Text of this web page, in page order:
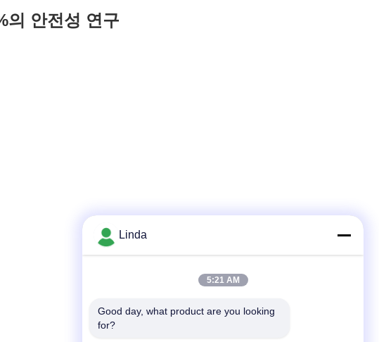
의 안전성 연구
전화
Linda
5:21 AM
Good day, what product are you looking
for?